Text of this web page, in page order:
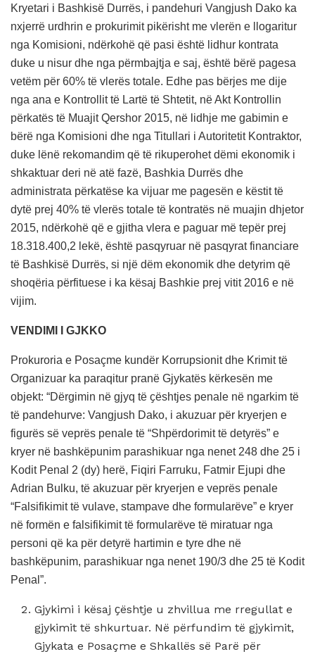
Kryetari i Bashkisë Durrës, i pandehuri Vangjush Dako ka
nxjerrë urdhrin e prokurimit pikërisht me vlerën e llogaritur
nga Komisioni, ndërkohë që pasi është lidhur kontrata
duke u nisur dhe nga përmbajtja e saj, është bërë pagesa
vetëm për 60% të vlerës totale. Edhe pas bërjes me dije
nga ana e Kontrollit të Lartë të Shtetit, në Akt Kontrollin
përkatës të Muajit Qershor 2015, në lidhje me gabimin e
bërë nga Komisioni dhe nga Titullari i Autoritetit Kontraktor,
duke lënë rekomandim që të rikuperohet dëmi ekonomik i
shkaktuar deri në atë fazë, Bashkia Durrës dhe
administrata përkatëse ka vijuar me pagesën e këstit të
dytë prej 40% të vlerës totale të kontratës në muajin dhjetor
2015, ndërkohë që e gjitha vlera e paguar më tepër prej
18.318.400,2 lekë, është pasqyruar në pasqyrat financiare
të Bashkisë Durrës, si një dëm ekonomik dhe detyrim që
shoqëria përfituese i ka kësaj Bashkie prej vitit 2016 e në
vijim.
VENDIMI I GJKKO
Prokuroria e Posaçme kundër Korrupsionit dhe Krimit të
Organizuar ka paraqitur pranë Gjykatës kërkesën me
objekt: “Dërgimin në gjyq të ҫështjes penale në ngarkim të
të pandehurve: Vangjush Dako, i akuzuar për kryerjen e
figurës së veprës penale të “Shpërdorimit të detyrës” e
kryer në bashkëpunim parashikuar nga nenet 248 dhe 25 i
Kodit Penal 2 (dy) herë, Fiqiri Farruku, Fatmir Ejupi dhe
Adrian Bulku, të akuzuar për kryerjen e veprës penale
“Falsifikimit të vulave, stampave dhe formularëve” e kryer
në formën e falsifikimit të formularëve të miratuar nga
personi që ka për detyrë hartimin e tyre dhe në
bashkëpunim, parashikuar nga nenet 190/3 dhe 25 të Kodit
Penal”.
Gjykimi i kësaj ҫështje u zhvillua me rregullat e
gjykimit të shkurtuar. Në përfundim të gjykimit,
Gjykata e Posaçme e Shkallës së Parë për